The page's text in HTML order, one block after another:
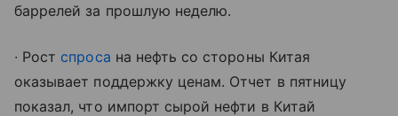
баррелей за прошлую неделю.
∙ Рост спроса на нефть со стороны Китая
оказывает поддержку ценам. Отчет в пятницу
показал, что импорт сырой нефти в Китай